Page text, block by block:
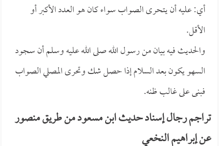
أي: عليه أن يتحرى الصواب سواء كان هو العدد الأكبر أو
الأقل.
والحديث فيه بيان من رسول الله صلى الله عليه وسلم أن سجود
السهو يكون بعد السلام إذا حصل شك وتحرى المصلي الصواب
فبنى على غالب ظنه.
تراجم رجال إسناد حديث ابن مسعود من طريق منصور
عن إبراهيم النخعي